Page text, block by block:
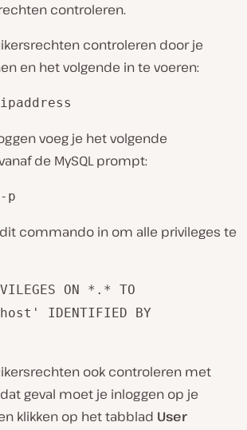
controleren.
controleren door je
en het volgende in te voeren:
voeg je het volgende
de MySQL prompt:
p
commando in om alle privileges te
ON *.* TO
IDENTIFIED BY
ook controleren met
geval moet je inloggen op je
klikken op het tabblad User